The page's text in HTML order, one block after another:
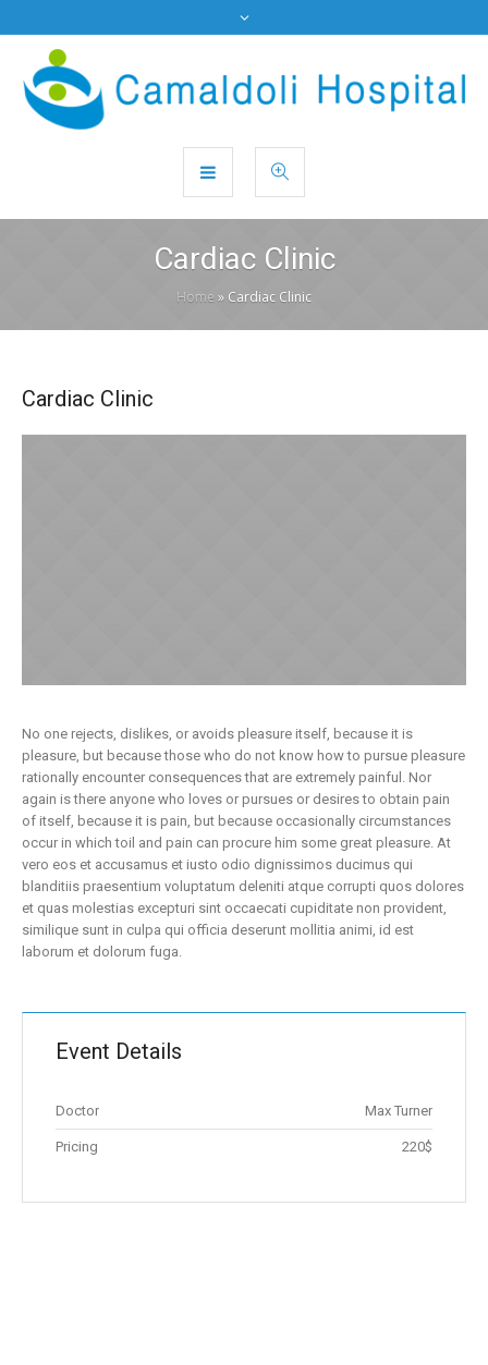
Cardiac Clinic
Home » Cardiac Clinic
Cardiac Clinic
No one rejects, dislikes, or avoids pleasure itself, because it is
pleasure, but because those who do not know how to pursue pleasure
rationally encounter consequences that are extremely painful. Nor
again is there anyone who loves or pursues or desires to obtain pain
of itself, because it is pain, but because occasionally circumstances
occur in which toil and pain can procure him some great pleasure. At
vero eos et accusamus et iusto odio dignissimos ducimus qui
blanditiis praesentium voluptatum deleniti atque corrupti quos dolores
et quas molestias excepturi sint occaecati cupiditate non provident,
similique sunt in culpa qui officia deserunt mollitia animi, id est
laborum et dolorum fuga.
Event Details
Doctor Max Turner
Pricing 220$